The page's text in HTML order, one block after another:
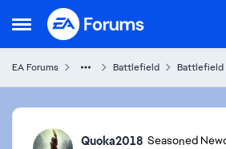
Open Side Menu
Skip to content
EA Forums Battlefield Battlefield
Forum Discussion
Quoka2018 Seasoned